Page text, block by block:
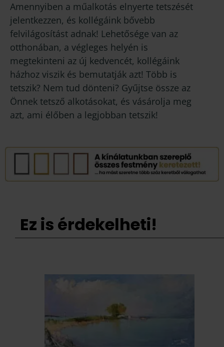
Amennyiben a műalkotás elnyerte tetszését
jelentkezzen, és kollégáink bővebb
felvilágosítást adnak! Lehetősége van az
otthonában, a végleges helyén is
megtekinteni az új kedvencét, kollégáink
házhoz viszik és bemutatják azt! Több is
tetszik? Nem tud dönteni? Gyűjtse össze az
Önnek tetsző alkotásokat, és vásárolja meg
azt, ami élőben a legjobban tetszik!
Ez is érdekelheti!